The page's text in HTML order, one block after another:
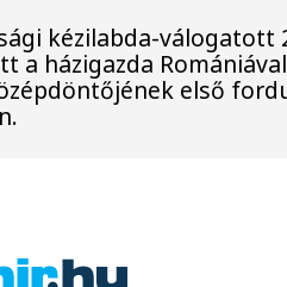
kézilabda-válogatott
a házigazda
első